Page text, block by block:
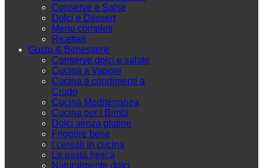
Conserve e Salse
Dolci e Dessert
Menu completi
Ricettari
Gusto & Benessere
Conserve dolci e salate
Cucina a Vapore
Cucina e condimenti a
Crudo
Cucina Mediterranea
Cucina per i Bimbi
Dolci senza glutine
Friggere bene
I cereali in cucina
La pasta fresca
Naturalmente dolci